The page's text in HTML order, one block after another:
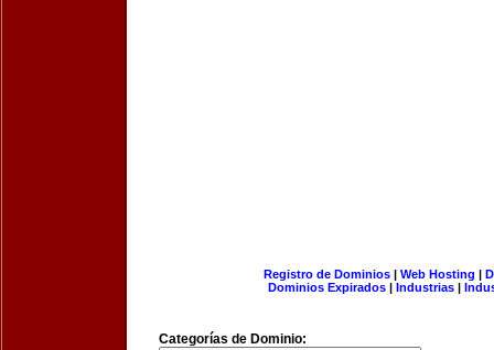
Registro de Dominios| Web Hosting |
Dominios Expirados | Industrias |
Categorías de Dominio: